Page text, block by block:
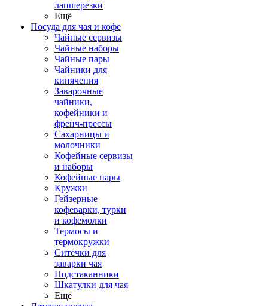
лапшерезки
Ещё
Посуда для чая и кофе
Чайные сервизы
Чайные наборы
Чайные пары
Чайники для
кипячения
Заварочные
чайники,
кофейники и
френч-прессы
Сахарницы и
молочники
Кофейные сервизы
и наборы
Кофейные пары
Кружки
Гейзерные
кофеварки, турки
и кофемолки
Термосы и
термокружки
Ситечки для
заварки чая
Подстаканники
Шкатулки для чая
Ещё